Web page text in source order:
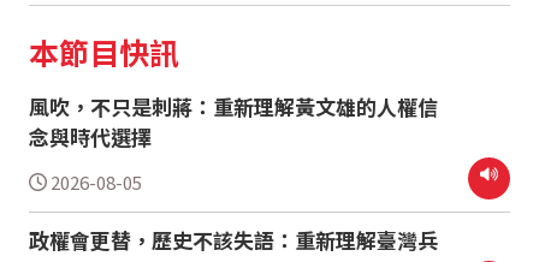
本節目快訊
風吹，不只是刺蔣：重新理解黃文雄的人權信
念與時代選擇
2026-08-05
政權會更替，歷史不該失語：重新理解臺灣兵